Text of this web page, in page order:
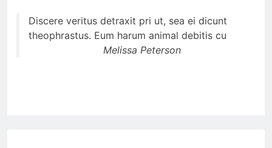
Discere veritus detraxit pri ut, sea ei dicunt
theophrastus. Eum harum animal debitis cu
Melissa Peterson